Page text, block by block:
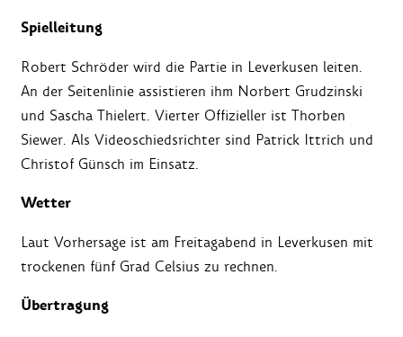
Spielleitung
Robert Schröder wird die Partie in Leverkusen leiten.
An der Seitenlinie assistieren ihm Norbert Grudzinski
und Sascha Thielert. Vierter Offizieller ist Thorben
Siewer. Als Videoschiedsrichter sind Patrick Ittrich und
Christof Günsch im Einsatz.
Wetter
Laut Vorhersage ist am Freitagabend in Leverkusen mit
trockenen fünf Grad Celsius zu rechnen.
Übertragung